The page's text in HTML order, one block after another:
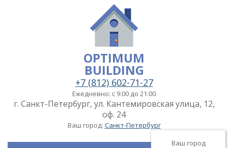
OPTIMUM
BUILDING
+7 (812) 602-71-27
Ежедневно: с 9:00 до 21:00
г. Санкт-Петербург, ул. Кантемировская улица, 12,
оф. 24
Ваш город: Санкт-Петербург
Ваш город